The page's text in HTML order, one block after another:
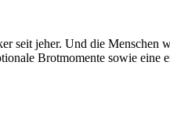
seit jeher. Und die Menschen
Brotmomente sowie eine